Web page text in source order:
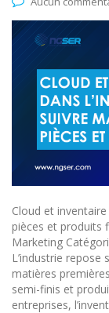
Cloud et
pièces et produits
Marketing
L’industrie repose
matières
semi-finis et
entreprises,